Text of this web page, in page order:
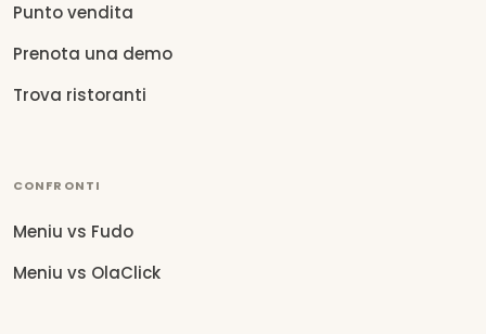
Punto vendita
Prenota una demo
Trova ristoranti
CONFRONTI
Meniu vs Fudo
Meniu vs OlaClick